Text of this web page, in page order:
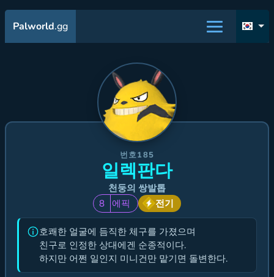
Palworld.gg
번호185
일렉판다
천둥의 쌍발톱
8
에픽 전기
호쾌한 얼굴에 듬직한 체구를 가졌으며
친구로 인정한 상대에겐 순종적이다.
하지만 어쩐 일인지 미니건만 맡기면 돌변한다.